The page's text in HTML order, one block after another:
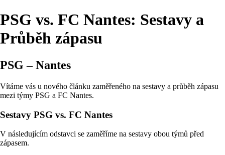
PSG vs. FC Nantes: Sestavy a
Průběh zápasu
PSG – Nantes
Vítáme vás u nového článku zaměřeného na sestavy a průběh zápasu
mezi týmy PSG a FC Nantes.
Sestavy PSG vs. FC Nantes
V následujícím odstavci se zaměříme na sestavy obou týmů před
zápasem.